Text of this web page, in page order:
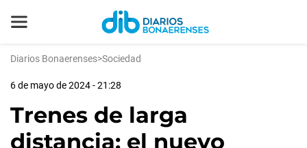
Diarios Bonaerenses>Sociedad
6 de mayo de 2024 - 21:28
Trenes de larga
distancia: el nuevo